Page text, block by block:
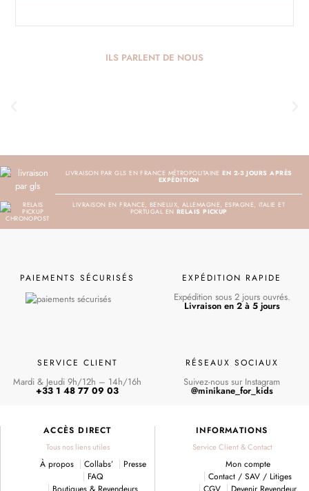
ILS PARLENT DE NOUS
LIVRAISON PAR GLS EN FRANCE MÉTROPOLITAINEEN 2-3 JOURS APRÈS
EXPÉDITION
LIVRAISON EN FRANCE, BENELUX, ALLEMAGNE, ESPAGNE, ITALIE ET
PORTUGAL EN RELAIS PICKUP
PAIEMENTS SÉCURISÉS EXPÉDITION RAPIDE
Expédition sous 2 jours ouvrés.
Livraison en 2 à 5 jours
SERVICE CLIENT
Mardi & Jeudi 9h/12h – 14h/16h
+33 1 48 77 09 03
RÉSEAUX SOCIAUX
Suivez-nous sur Instagram
@minikane_for_kids
ACCÈS DIRECT
Tous nos liens utiles
À propos Collabs’
Presse
FAQ
INFORMATIONS
Service Client & Contact
Mon compte
Contact / SAV / Litiges